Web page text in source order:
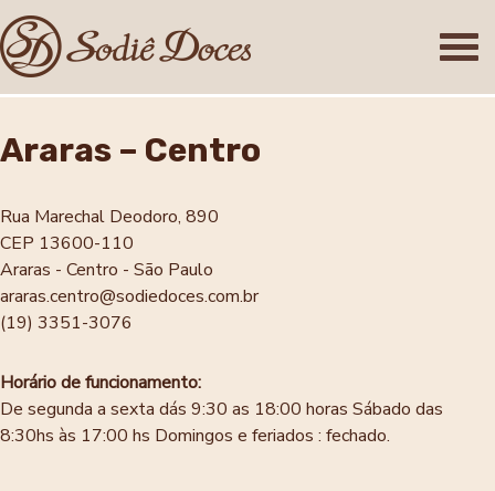
Araras – Centro
Rua Marechal Deodoro, 890
CEP 13600-110
Araras - Centro - São Paulo
araras.centro@sodiedoces.com.br
(19) 3351-3076
Horário de funcionamento:
De segunda a sexta dás 9:30 as 18:00 horas Sábado das
8:30hs às 17:00 hs Domingos e feriados : fechado.